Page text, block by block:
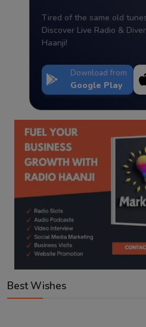
Tired of the same old
Discover Live Radio &
Haanji!
Download from
Google Play
Best Wishes